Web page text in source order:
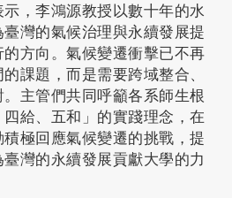
，李鴻源教授以數十年的水
灣的氣候治理與永續發展提
方向。氣候變遷衝擊已不再
課題，而是需要跨域整合、
主管們共同呼籲各系師生根
給、五和」的實踐理念，在
極回應氣候變遷的挑戰，提
灣的永續發展貢獻大學的力